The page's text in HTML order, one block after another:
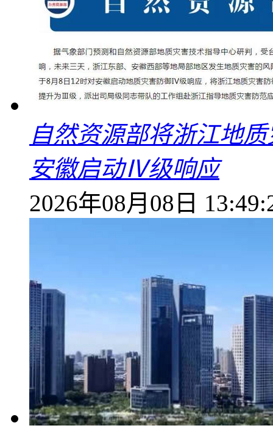
自然资源部将浙江地
安徽启动Ⅳ级响应
2026年08月08日